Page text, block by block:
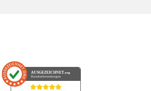
AUSGEZEICHNET .org
Kundenbewertungen